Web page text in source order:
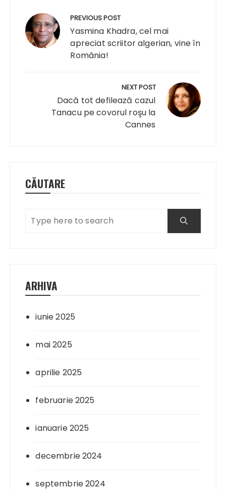
articole
PREVIOUS POST
Yasmina Khadra, cel mai
apreciat scriitor algerian, vine în
România!
NEXT POST
Dacă tot defilează cazul
Tanacu pe covorul roşu la
Cannes
CĂUTARE
ARHIVA
iunie 2025
mai 2025
aprilie 2025
februarie 2025
ianuarie 2025
decembrie 2024
septembrie 2024